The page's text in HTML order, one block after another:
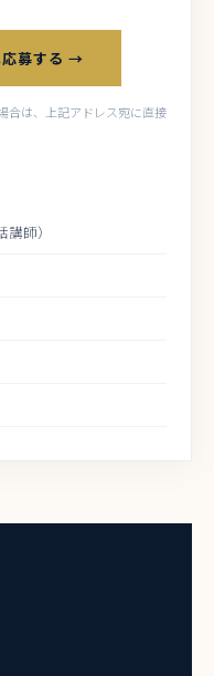
募する →
合は、上記アドレス宛に直接
師）